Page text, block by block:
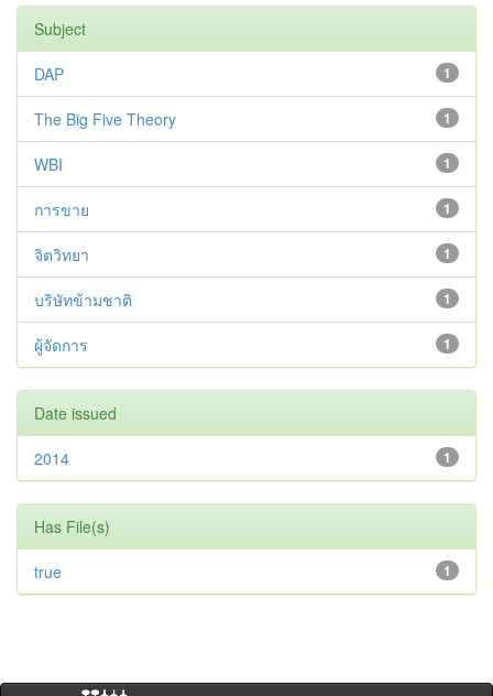
Subject
1
DAP
1
The Big Five Theory
1
WBI
1
การขาย
1
จิตวิทยา
1
บริษัทข้ามชาติ
1
ผู้จัดการ
Date issued
1
2014
Has File(s)
1
true